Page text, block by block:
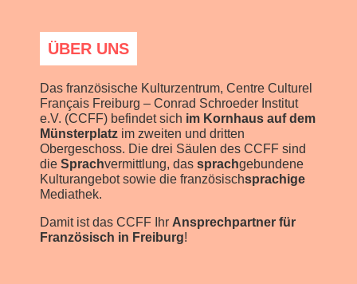
ÜBER UNS
Das französische Kulturzentrum, Centre Culturel
Français Freiburg – Conrad Schroeder Institut
e.V. (CCFF) befindet sich im Kornhaus auf dem
Münsterplatz im zweiten und dritten
Obergeschoss. Die drei Säulen des CCFF sind
die Sprachvermittlung, das sprachgebundene
Kulturangebot sowie die französischsprachige
Mediathek.
Damit ist das CCFF Ihr Ansprechpartner für
Französisch in Freiburg!